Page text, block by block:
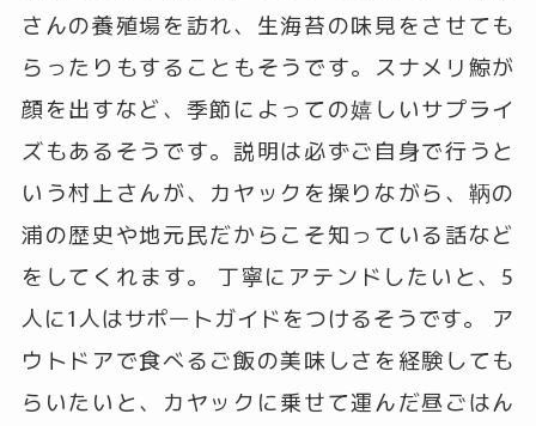
さんの養殖場を訪れ、生海苔の味見をさせても
らったりもすることもそうです。スナメリ鯨が
顔を出すなど、季節によっての嬉しいサプライ
ズもあるそうです。説明は必ずご自身で行うと
いう村上さんが、カヤックを操りながら、鞆の
浦の歴史や地元民だからこそ知っている話など
をしてくれます。 丁寧にアテンドしたいと、5
人に1人はサポートガイドをつけるそうです。 ア
ウトドアで食べるご飯の美味しさを経験しても
らいたいと、カヤックに乗せて運んだ昼ごはん